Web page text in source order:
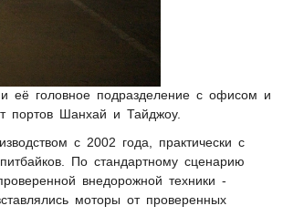
её головное подразделение с офисом и
портов Шанхай и Тайджоу.
с 2002 года, практически с
По стандартному сценарию
внедорожной техники -
моторы от проверенных